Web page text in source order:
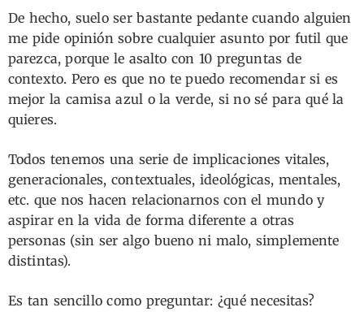
De hecho, suelo ser bastante pedante cuando alguien
me pide opinión sobre cualquier asunto por futil que
parezca, porque le asalto con 10 preguntas de
contexto. Pero es que no te puedo recomendar si es
mejor la camisa azul o la verde, si no sé para qué la
quieres.
Todos tenemos una serie de implicaciones vitales,
generacionales, contextuales, ideológicas, mentales,
etc. que nos hacen relacionarnos con el mundo y
aspirar en la vida de forma diferente a otras
personas (sin ser algo bueno ni malo, simplemente
distintas).
Es tan sencillo como preguntar: ¿qué necesitas?